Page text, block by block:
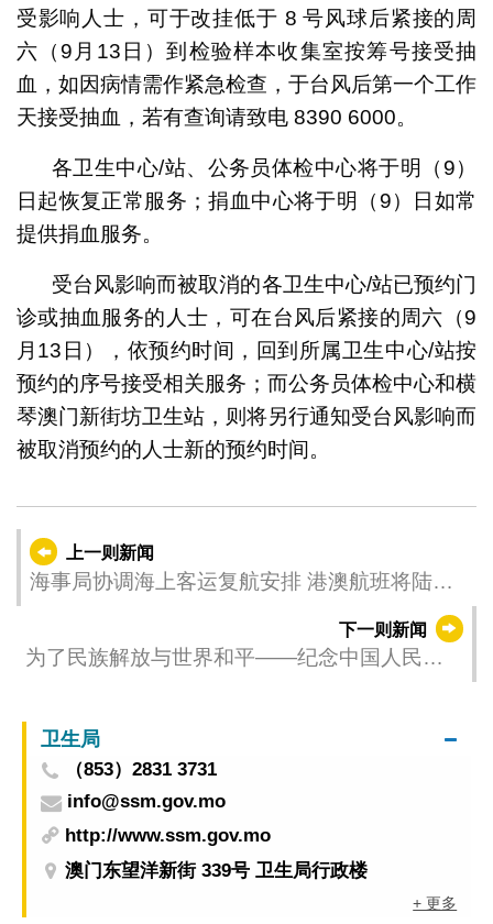
受影响人士，可于改挂低于 8 号风球后紧接的周
六（9月13日）到检验样本收集室按筹号接受抽
血，如因病情需作紧急检查，于台风后第一个工作
天接受抽血，若有查询请致电 8390 6000。
各卫生中心/站、公务员体检中心将于明（9）
日起恢复正常服务；捐血中心将于明（9）日如常
提供捐血服务。
受台风影响而被取消的各卫生中心/站已预约门
诊或抽血服务的人士，可在台风后紧接的周六（9
月13日），依预约时间，回到所属卫生中心/站按
预约的序号接受相关服务；而公务员体检中心和横
琴澳门新街坊卫生站，则将另行通知受台风影响而
被取消预约的人士新的预约时间。
上一则新闻
海事局协调海上客运复航安排 港澳航班将陆续
下一则新闻
为了民族解放与世界和平——纪念中国人民抗
览最新安排
卫生局
（853）2831 3731
info@ssm.gov.mo
http://www.ssm.gov.mo
澳门东望洋新街 339号 卫生局行政楼
+ 更多